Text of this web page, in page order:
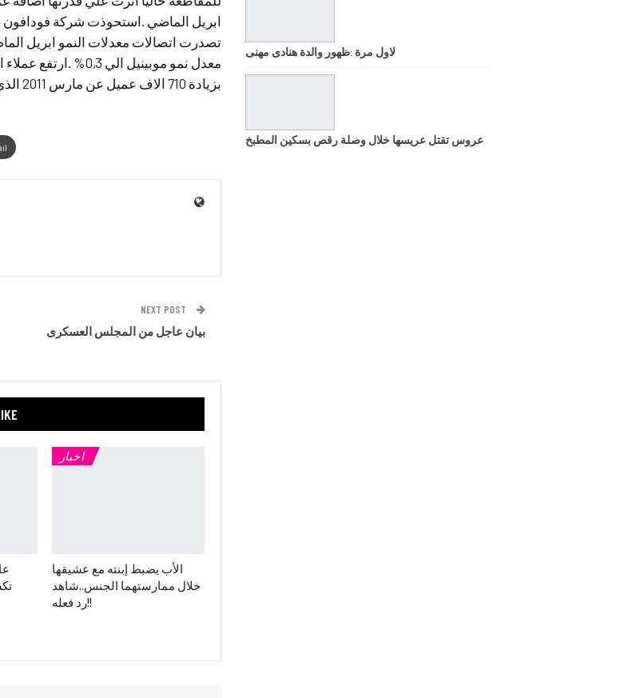
بزيادة 710 الاف عميل عن مارس 2011 الذي سجل 73,87 مليون عميل .
NEXT POST
بيان عاجل من المجلس العسكرى
اخبار
الأب يضبط إبنته مع عشيقها
خلال ممارستهما الجنس..شاهد
رد فعله!!
لاول مرة :ظهور والدة هنادى مهنى
عروس تقتل عريسها خلال وصلة رقص بسكين المطبخ